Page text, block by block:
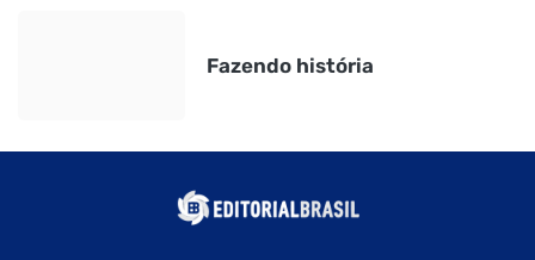
Fazendo história